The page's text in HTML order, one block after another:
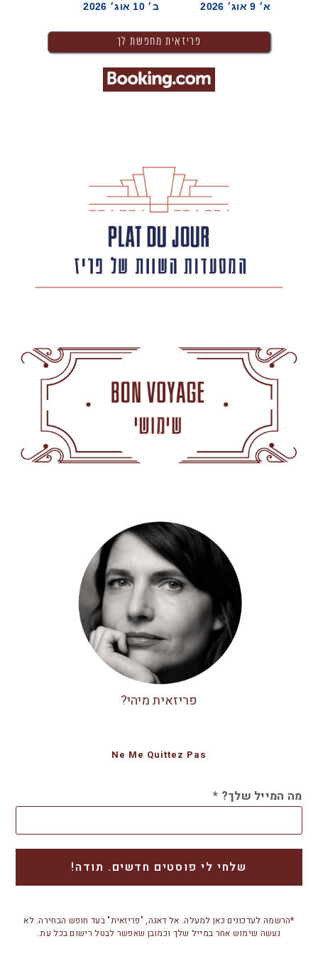
א׳ 9 אוג׳ 2026 ב׳ 10 אוג׳ 2026
פריזאית מיהי?
Ne Me Quittez Pas
מה המייל שלך? *
*הרשמה לעדכונים כאן למעלה. אל דאגה, "פריזאית" בעד חופש הבחירה. לא
נעשה שימוש אחר במייל שלך וכמובן שאפשר לבטל רישום בכל עת.